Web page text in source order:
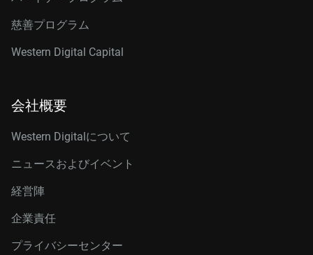
慈善プログラム
Western Digital Capital
会社概要
Western Digitalについて
ニュースおよびイベント
経営陣
企業責任
プライバシーセンター